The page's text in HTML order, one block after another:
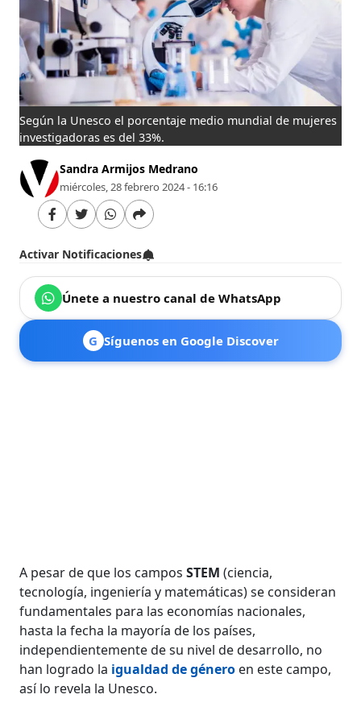
Según la Unesco el porcentaje medio mundial de mujeres
investigadoras es del 33%.
Sandra Armijos Medrano
miércoles, 28 febrero 2024 - 16:16
Activar Notificaciones
Únete a nuestro canal de WhatsApp
G Síguenos en Google Discover
A pesar de que los camposSTEM(ciencia,
tecnología, ingeniería y matemáticas) se consideran
fundamentales para las economías nacionales,
hasta la fecha la mayoría de los países,
independientemente de su nivel de desarrollo, no
han logrado la igualdad de género en este campo,
así lo revela la Unesco.